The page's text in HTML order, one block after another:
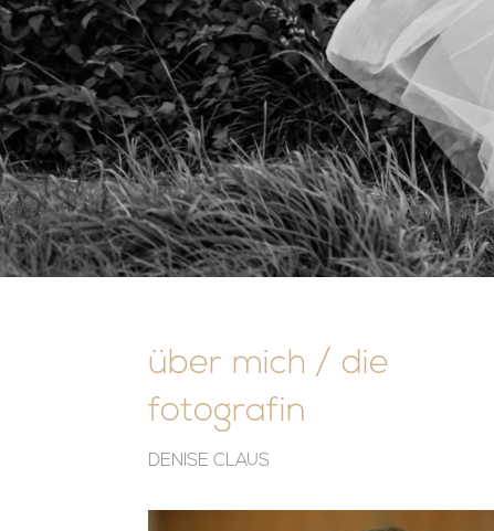
über mich / die
fotografin
DENISE CLAUS